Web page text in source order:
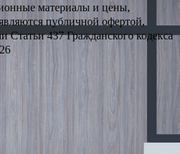
материалы и цены,
публичной офертой,
Статьи 437 Гражданского кодекса